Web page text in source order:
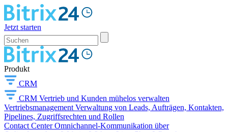
Jetzt starten
Produkt
CRM
CRM Vertrieb und Kunden mühelos verwalten
Vertriebsmanagement Verwaltung von Leads, Aufträgen, Kontakten,
Pipelines, Zugriffsrechten und Rollen
Contact Center Omnichannel-Kommunikation über